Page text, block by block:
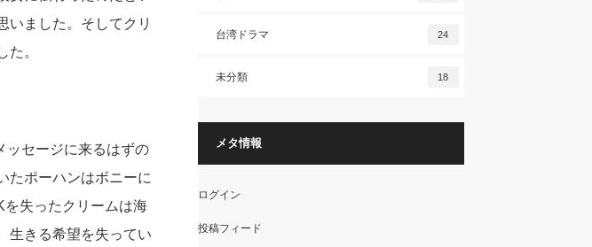
いました。そしてクリ
。
ッセージに来るはずの
たポーハンはボニーに
失ったクリームは海
生きる希望を失ってい
台湾ドラマ 24
未分類 18
メタ情報
ログイン
投稿フィード